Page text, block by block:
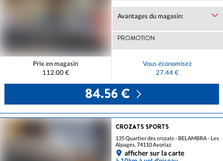
Avantages du magasin:
PROMOTION
Prix en magasin
112.00 €
Vous économisez
27.44 €
84.56 €
CROZATS SPORTS
135 Quartier des crozats - BELAMBRA - Les
Alpages, 74110 Avoriaz
afficher sur la carte